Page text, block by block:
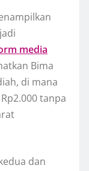
media
Bima
di mana
tanpa
dan